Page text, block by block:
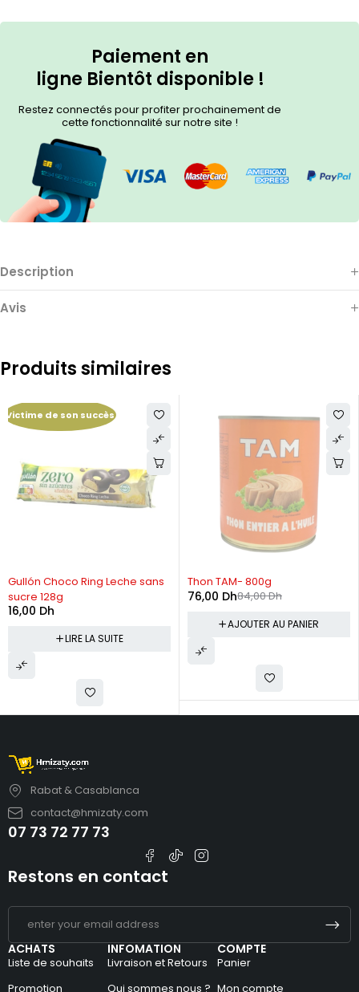
Paiement en
ligne Bientôt disponible !
Restez connectés pour profiter prochainement de
cette fonctionnalité sur notre site !
Description
Avis
Produits similaires
Victime de son succès
RUPTURE DE STOCK
Gullón Choco Ring Leche sans
sucre 128g
16,00 Dh
LIRE LA SUITE
-10%
Thon TAM- 800g
84,00Dh
76,00 Dh
AJOUTER AU PANIER
Rabat & Casablanca
contact@hmizaty.com
07 73 72 77 73
ACHATS
Liste de souhaits
Promotion
INFOMATION
Livraison et Retours
Qui sommes nous ?
COMPTE
Panier
Mon compte
Restons en contact